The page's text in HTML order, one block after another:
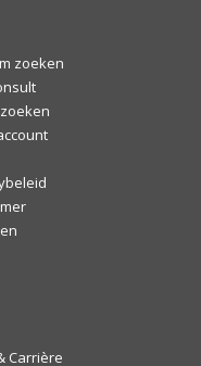
zoeken
Carrière